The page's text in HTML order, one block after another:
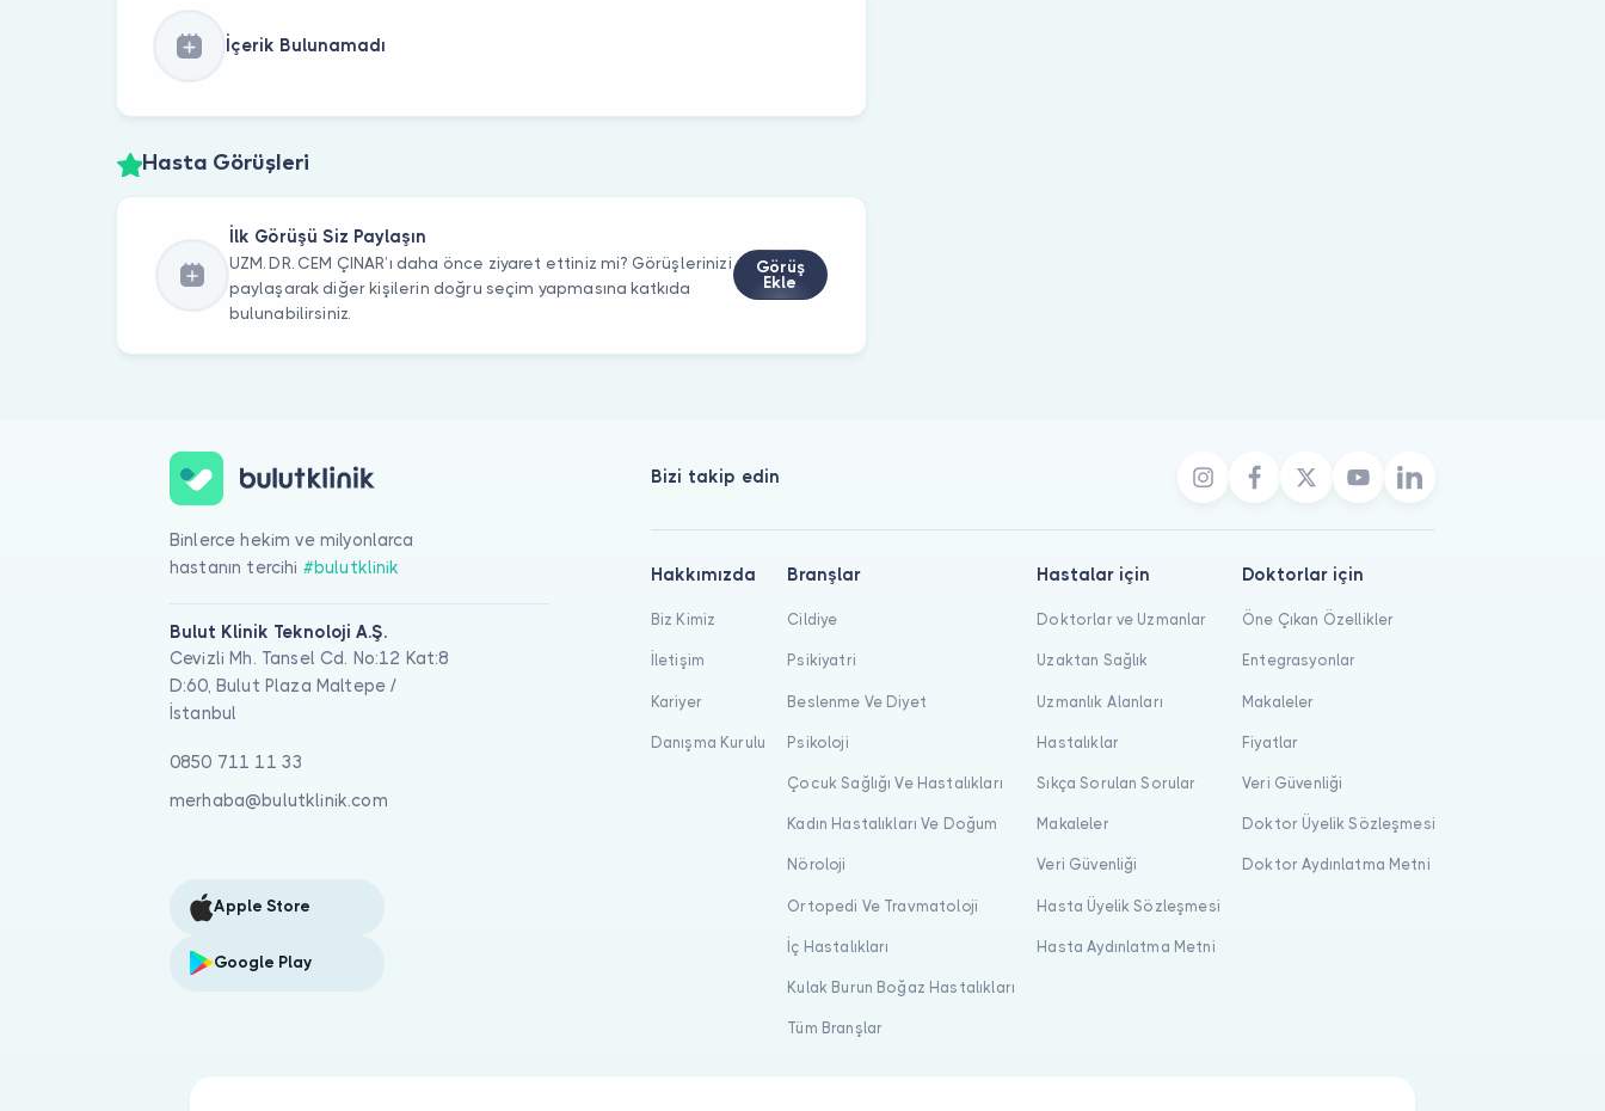
İçerik Bulunamadı
Hasta Görüşleri
İlk Görüşü Siz Paylaşın
UZM. DR. CEM ÇINAR’ı daha önce ziyaret ettiniz mi? Görüşlerinizi
paylaşarak diğer kişilerin doğru seçim yapmasına katkıda
bulunabilirsiniz.
Görüş
Ekle
Binlerce hekim ve milyonlarca
hastanın tercihi #bulutklinik
Bulut Klinik Teknoloji A.Ş.
Cevizli Mh. Tansel Cd. No:12 Kat:8
D:60, Bulut Plaza Maltepe /
İstanbul
0850 711 11 33
merhaba@bulutklinik.com
Apple Store
Google Play
Bizi takip edin
Hakkımızda
Biz Kimiz
İletişim
Kariyer
Danışma Kurulu
Branşlar
Cildiye
Psikiyatri
Beslenme Ve Diyet
Psikoloji
Çocuk Sağlığı Ve Hastalıkları
Kadın Hastalıkları Ve Doğum
Nöroloji
Ortopedi Ve Travmatoloji
İç Hastalıkları
Kulak Burun Boğaz Hastalıkları
Tüm Branşlar
Hastalar için
Doktorlar ve Uzmanlar
Uzaktan Sağlık
Uzmanlık Alanları
Hastalıklar
Sıkça Sorulan Sorular
Makaleler
Veri Güvenliği
Hasta Üyelik Sözleşmesi
Hasta Aydınlatma Metni
Doktorlar için
Öne Çıkan Özellikler
Entegrasyonlar
Makaleler
Fiyatlar
Veri Güvenliği
Doktor Üyelik Sözleşmesi
Doktor Aydınlatma Metni